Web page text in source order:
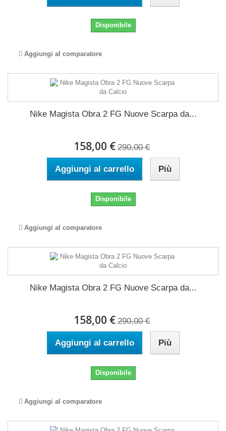
Disponibile
Aggiungi al comparatore
Nike Magista Obra 2 FG Nuove Scarpa da...
158,00 € 290,00 €
Aggiungi al carrello Più
Disponibile
Aggiungi al comparatore
Nike Magista Obra 2 FG Nuove Scarpa da...
158,00 € 290,00 €
Aggiungi al carrello Più
Disponibile
Aggiungi al comparatore